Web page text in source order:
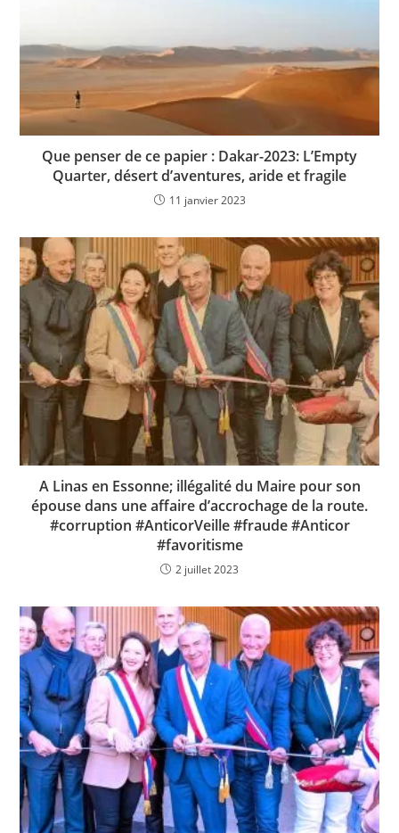
Que penser de ce papier : Dakar-2023: L’Empty
Quarter, désert d’aventures, aride et fragile
11 janvier 2023
A Linas en Essonne; illégalité du Maire pour son
épouse dans une affaire d’accrochage de la route.
#corruption #AnticorVeille #fraude #Anticor
#favoritisme
2 juillet 2023